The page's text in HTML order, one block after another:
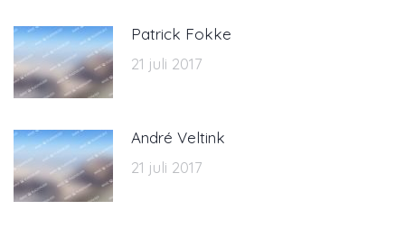
Patrick Fokke
21 juli 2017
André Veltink
21 juli 2017